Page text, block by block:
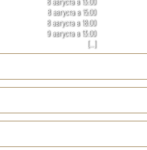
8 августа в 15:00
8 августа в 18:00
9 августа в 13:00
[...]